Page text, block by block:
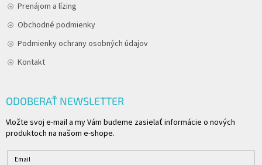
Prenájom a lízing
Obchodné podmienky
Podmienky ochrany osobných údajov
Kontakt
ODOBERAŤ NEWSLETTER
Vložte svoj e-mail a my Vám budeme zasielať informácie o nových
produktoch na našom e-shope.
Email